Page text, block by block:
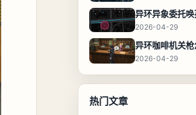
2026-04-29
2026-04-29
热门文章